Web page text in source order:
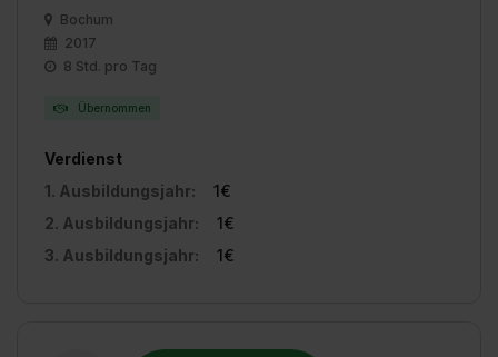
Bochum
2017
8 Std. pro Tag
Übernommen
Verdienst
1. Ausbildungsjahr:
1€
2. Ausbildungsjahr:
1€
3. Ausbildungsjahr:
1€